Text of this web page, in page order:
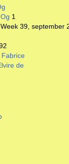
1
Week 39, september
Fabrice
de